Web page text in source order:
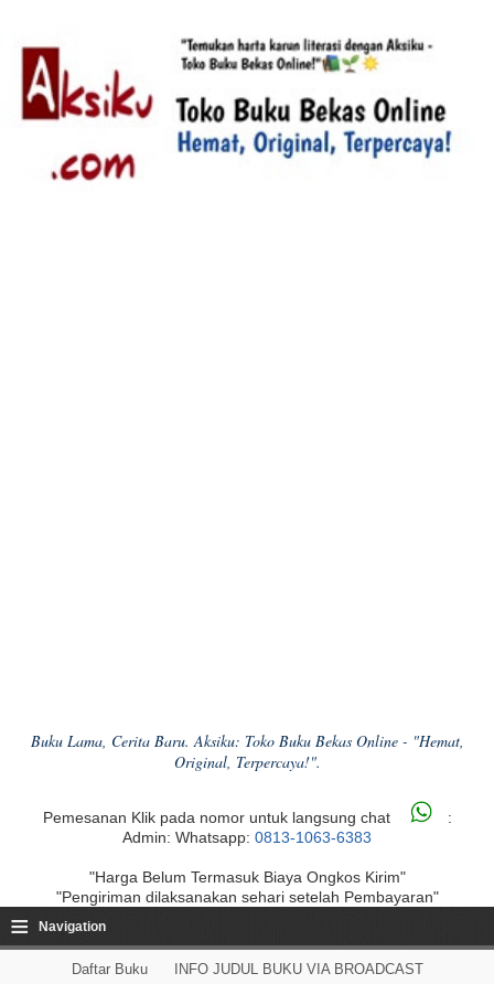
Buku Lama, Cerita Baru. Aksiku: Toko Buku Bekas Online - "Hemat,
Original, Terpercaya!".
Pemesanan Klik pada nomor untuk langsung chat
:
Admin: Whatsapp: 0813-1063-6383
"Harga Belum Termasuk Biaya Ongkos Kirim"
"Pengiriman dilaksanakan sehari setelah Pembayaran"
≡ Navigation
Daftar Buku INFO JUDUL BUKU VIA BROADCAST